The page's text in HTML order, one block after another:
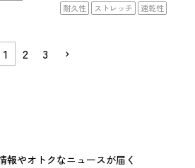
耐久性 ストレッチ 速乾性
1 2 3
報やオトクなニュースが届く